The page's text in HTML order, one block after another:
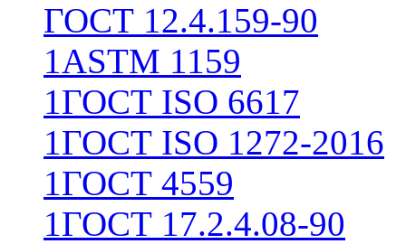
ГОСТ 12.4.159-90
1ASTM 1159
1ГОСТ ISO 6617
1ГОСТ ISO 1272-2016
1ГОСТ 4559
1ГОСТ 17.2.4.08-90